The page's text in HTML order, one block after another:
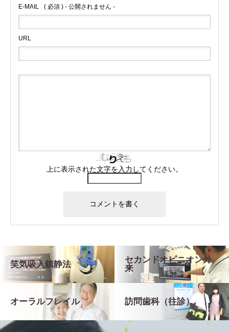
E-MAIL ( 必須 ) - 公開されません -
URL
上に表示された文字を入力してください。
笑気吸入鎮静法
セカンドオピニオン外
来
オーラルフレイル 訪問歯科（往診）